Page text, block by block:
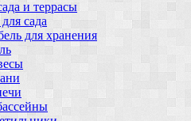
и террасы
сада
для хранения